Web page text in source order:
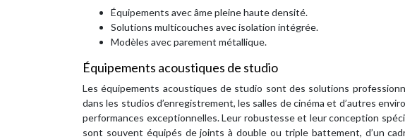
Équipements avec âme pleine haute densité.
Solutions multicouches avec isolation intégrée.
Modèles avec parement métallique.
Équipements acoustiques de studio
Les équipements acoustiques de studio sont des solutions
dans les studios d’enregistrement, les salles de cinéma et d’autres
performances exceptionnelles. Leur robustesse et leur conception
sont souvent équipés de joints à double ou triple battement, d’un